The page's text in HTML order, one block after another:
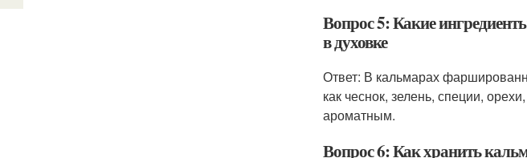
Вопрос 5: Какие
в духовке
Ответ: В кальмарах
как чеснок, зелень, специи,
ароматным.
Вопрос 6: Как хранить